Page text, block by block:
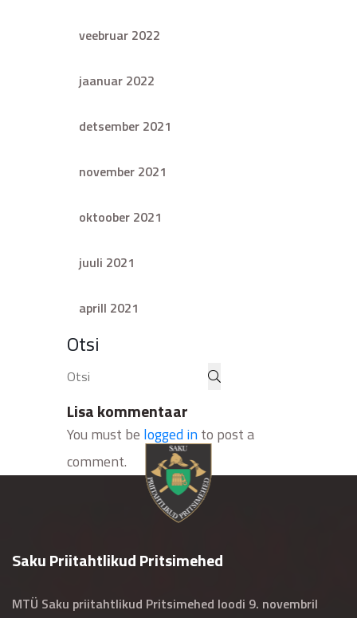
veebruar 2022
jaanuar 2022
detsember 2021
november 2021
oktoober 2021
juuli 2021
aprill 2021
Otsi
Lisa kommentaar
You must be logged into post a
comment.
Saku Priitahtlikud Pritsimehed
MTÜ Saku priitahtlikud Pritsimehed loodi 9. novembril